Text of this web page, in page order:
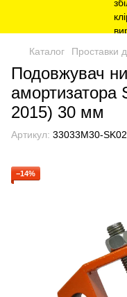
Каталог Проставки
Подовжувач
амортизатора
2015) 30 мм
Артикул: 33033M30-SK02
−14%